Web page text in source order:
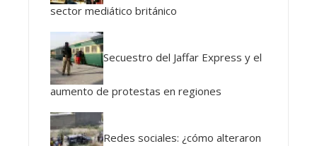
sector mediático británico
Secuestro del Jaffar Express y el
aumento de protestas en regiones
Redes sociales: ¿cómo alteraron